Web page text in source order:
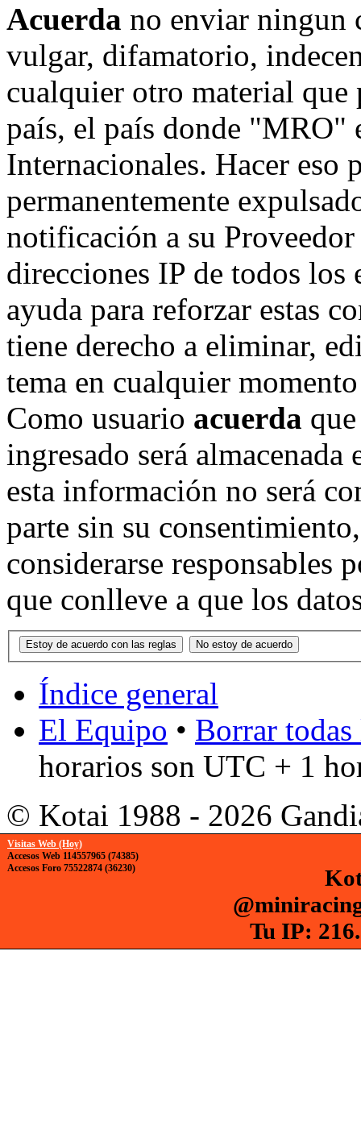
Acuerda no enviar ningun
vulgar, difamatorio,
cualquier otro material
país, el país donde "MRO"
Internacionales. Hacer eso
permanentemente
notificación a su
direcciones IP de todos los
ayuda para reforzar estas
tiene derecho a eliminar,
tema en cualquier
Como usuario acuerda
ingresado será almacenada
esta información no será
parte sin su
considerarse responsables
que conlleve a que los
Índice general
El Equipo • Borrar
horarios son UTC + 1
© Kotai 1988 - 2026
Visitas Web (Hoy)
Accesos Web 114557965 (74385)
Accesos Foro 75522874 (36230)
Tu IP: